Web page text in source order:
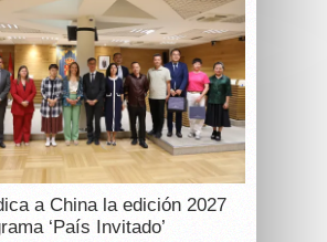
a China la edición 2027
‘País Invitado’